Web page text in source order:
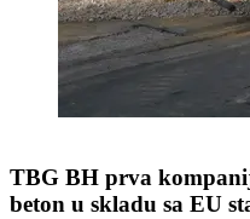
TBG BH prva
beton u skladu sa EU